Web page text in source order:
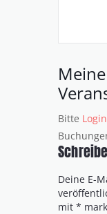
Bitte Login
Deine E-
mit *